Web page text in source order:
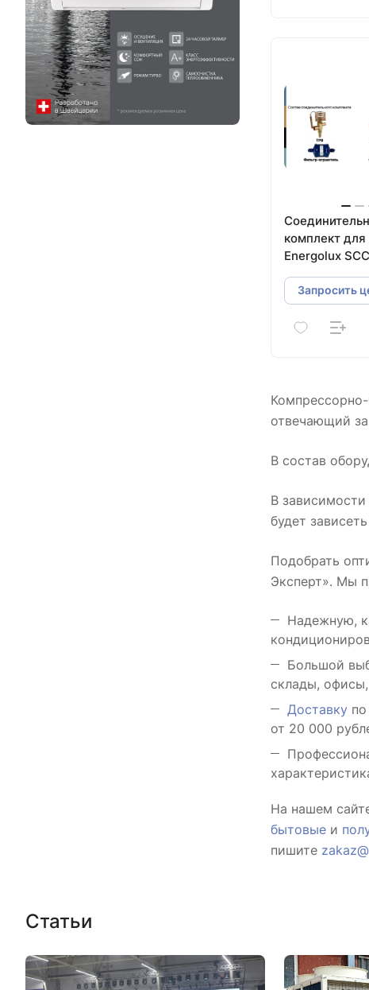
комплект
Energolux
Запросить
отвечающий за
В состав
В
будет
Подобрать
Эксперт». Мы
Надежную,
Большой
склады,
Доставку
от 20 000
На нашем
бытовые и
пишите
Статьи